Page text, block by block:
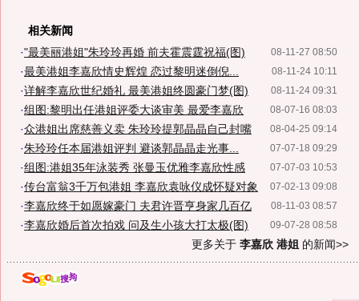
相关新闻
08-11-27 08:50
·"最美丽港姐"朱玲玲再婚 前夫霍震霆祝福(图)
08-11-24 10:11
·最美港姐李嘉欣情史辉煌 恋过黎明迷倒倪...
08-11-24 09:31
·详解李嘉欣世纪婚礼 最美港姐终圆豪门梦(图)
08-07-16 08:03
·组图:黎明出任港姐评委大谈审美 最爱李嘉欣
08-04-25 09:14
·众港姐出席慈善义卖 朱玲玲提郭晶晶自己封嘴
07-07-18 09:29
·朱玲玲任本届港姐评判 避谈郭晶晶走光事...
07-07-03 10:53
·组图:港姐35年泳装秀 张曼玉优雅李嘉欣性感
07-02-13 09:08
·传台富翁3千万包港姐 李嘉欣袁咏仪成怀疑对象
08-11-03 08:57
·李嘉欣终于如愿嫁豪门 夫君许晋亨身家几百亿
09-07-28 08:58
·李嘉欣婚后首次拍戏 问及生小孩大打太极(图)
更多关于 李嘉欣 港姐 的新闻>>